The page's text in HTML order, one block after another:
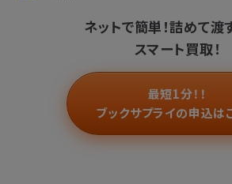
ネットで簡単！詰めて渡
スマート買取！
最短1分！！
ブックサプライの申込は